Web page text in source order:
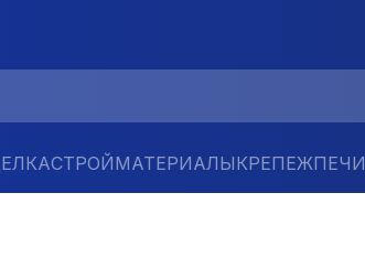
СТРОЙМАТЕРИАЛЫКРЕПЕЖ